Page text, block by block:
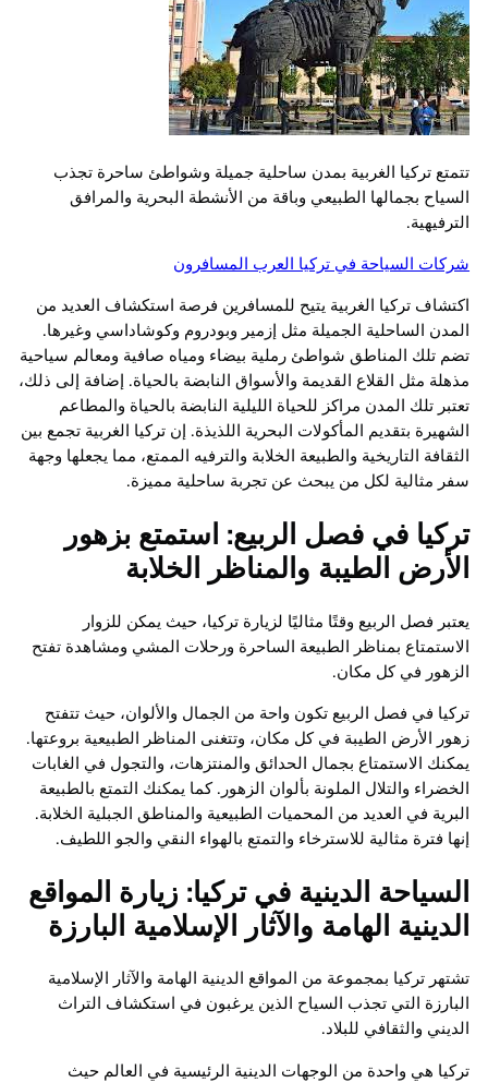
تتمتع تركيا الغربية بمدن ساحلية جميلة وشواطئ ساحرة تجذب
السياح بجمالها الطبيعي وباقة من الأنشطة البحرية والمرافق
الترفيهية.
شركات السياحة في تركيا العرب المسافرون
اكتشاف تركيا الغربية يتيح للمسافرين فرصة استكشاف العديد من
المدن الساحلية الجميلة مثل إزمير وبودروم وكوشاداسي وغيرها.
تضم تلك المناطق شواطئ رملية بيضاء ومياه صافية ومعالم سياحية
مذهلة مثل القلاع القديمة والأسواق النابضة بالحياة. إضافة إلى ذلك،
تعتبر تلك المدن مراكز للحياة الليلية النابضة بالحياة والمطاعم
الشهيرة بتقديم المأكولات البحرية اللذيذة. إن تركيا الغربية تجمع بين
الثقافة التاريخية والطبيعة الخلابة والترفيه الممتع، مما يجعلها وجهة
سفر مثالية لكل من يبحث عن تجربة ساحلية مميزة.
تركيا في فصل الربيع: استمتع بزهور
الأرض الطيبة والمناظر الخلابة
يعتبر فصل الربيع وقتًا مثاليًا لزيارة تركيا، حيث يمكن للزوار
الاستمتاع بمناظر الطبيعة الساحرة ورحلات المشي ومشاهدة تفتح
الزهور في كل مكان.
تركيا في فصل الربيع تكون واحة من الجمال والألوان، حيث تتفتح
زهور الأرض الطيبة في كل مكان، وتتغنى المناظر الطبيعية بروعتها.
يمكنك الاستمتاع بجمال الحدائق والمنتزهات، والتجول في الغابات
الخضراء والتلال الملونة بألوان الزهور. كما يمكنك التمتع بالطبيعة
البرية في العديد من المحميات الطبيعية والمناطق الجبلية الخلابة.
إنها فترة مثالية للاسترخاء والتمتع بالهواء النقي والجو اللطيف.
السياحة الدينية في تركيا: زيارة المواقع
الدينية الهامة والآثار الإسلامية البارزة
تشتهر تركيا بمجموعة من المواقع الدينية الهامة والآثار الإسلامية
البارزة التي تجذب السياح الذين يرغبون في استكشاف التراث
الديني والثقافي للبلاد.
تركيا هي واحدة من الوجهات الدينية الرئيسية في العالم حيث